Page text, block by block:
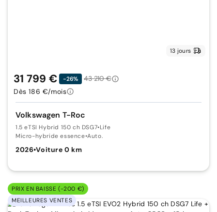
13 jours
Volkswagen T-Roc
1.5 eTSI Hybrid 150 ch DSG7•Life
Micro-hybride essence•Auto.
2026•Voiture 0 km
31 799 € -26%
43 210 €
Dès 186 €/mois
PRIX EN BAISSE (-200 €)
MEILLEURES VENTES